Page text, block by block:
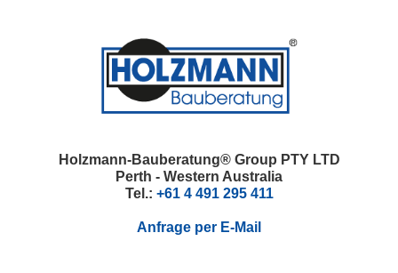
Holzmann-Bauberatung® Group PTY LTD
Perth - Western Australia
Tel.: +61 4 491 295 411
Anfrage per E-Mail